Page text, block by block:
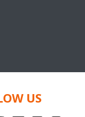
US